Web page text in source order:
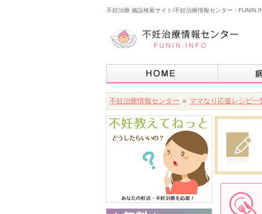
不妊治療 施設検索サイト/不妊治療情報センター・
不妊治療情報センター » ママなり応援レシピ一